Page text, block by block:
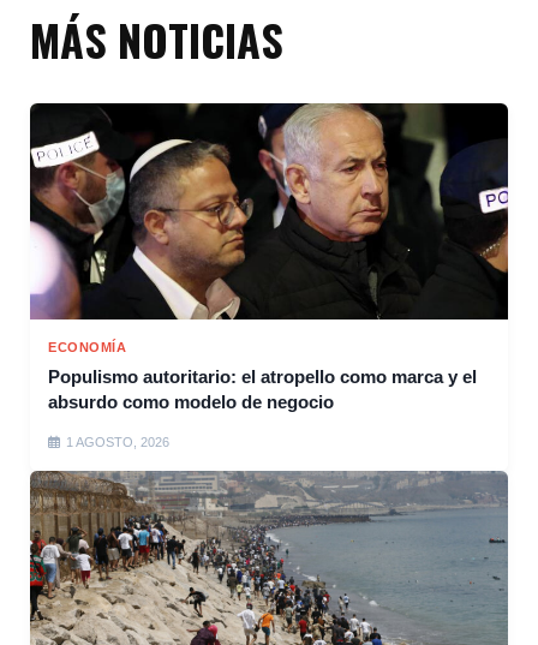
MÁS NOTICIAS
ECONOMÍA
Populismo autoritario: el atropello como marca y el
absurdo como modelo de negocio
1 AGOSTO, 2026